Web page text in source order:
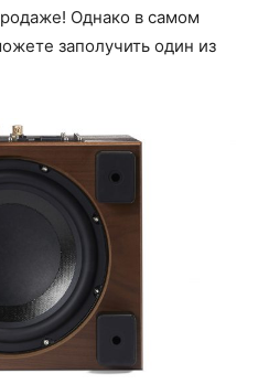
Однако в самом
заполучить один из